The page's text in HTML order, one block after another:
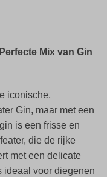
Mix van Gin
iconische,
Gin, maar met een
is een frisse en
die de rijke
met een delicate
ideaal voor diegenen